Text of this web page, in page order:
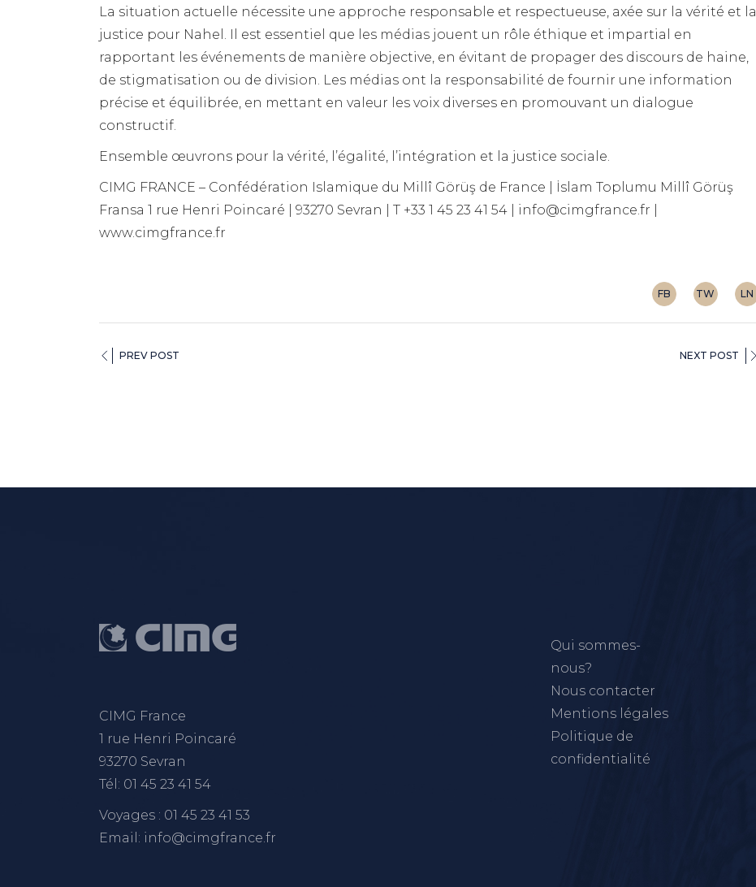
La situation actuelle nécessite une approche responsable et respectueuse, axée sur la vérité et la
justice pour Nahel. Il est essentiel que les médias jouent un rôle éthique et impartial en
rapportant les événements de manière objective, en évitant de propager des discours de haine,
de stigmatisation ou de division. Les médias ont la responsabilité de fournir une information
précise et équilibrée, en mettant en valeur les voix diverses en promouvant un dialogue
constructif.
Ensemble œuvrons pour la vérité, l’égalité, l’intégration et la justice sociale.
CIMG FRANCE – Confédération Islamique du Millî Görüş de France | İslam Toplumu Millî Görüş
Fransa 1 rue Henri Poincaré | 93270 Sevran | T +33 1 45 23 41 54 | info@cimgfrance.fr |
www.cimgfrance.fr
FB TW LN
PREV POST NEXT POST
CIMG France
1 rue Henri Poincaré
93270 Sevran
Tél: 01 45 23 41 54
Voyages : 01 45 23 41 53
Email: info@cimgfrance.fr
Qui sommes-
nous?
Nous contacter
Mentions légales
Politique de
confidentialité